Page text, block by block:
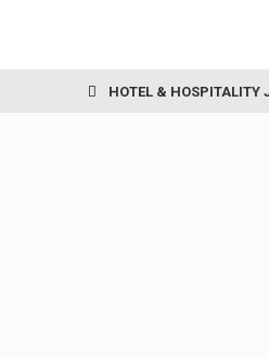
HOTEL & HOSPITALITY